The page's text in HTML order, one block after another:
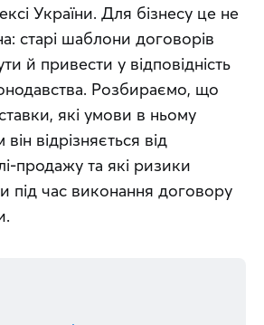
України. Для бізнесу це не
старі шаблони договорів
й привести у відповідність
Розбираємо, що
які умови в ньому
відрізняється від
продажу та які ризики
під час виконання договору